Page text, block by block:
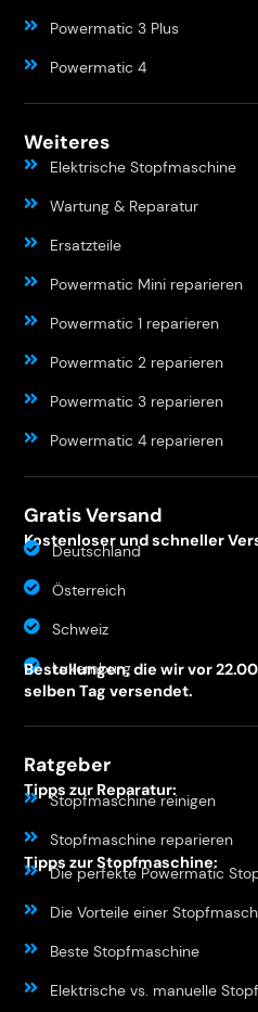
Powermatic 3 Plus
Powermatic 4
Weiteres
Elektrische Stopfmaschine
Wartung & Reparatur
Ersatzteile
Powermatic Mini reparieren
Powermatic 1 reparieren
Powermatic 2 reparieren
Powermatic 3 reparieren
Powermatic 4 reparieren
Gratis Versand
Kostenloser und schneller
Deutschland
Österreich
Schweiz
Luxemburg
Bestellungen, die wir vor
selben Tag versendet.
Ratgeber
Tipps zur Reparatur:
Stopfmaschine reinigen
Stopfmaschine reparieren
Tipps zur Stopfmaschine:
Die perfekte Powermatic
Die Vorteile einer
Beste Stopfmaschine
Elektrische vs. manuelle